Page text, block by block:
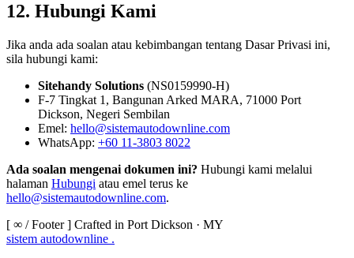
12. Hubungi Kami
Jika anda ada soalan atau kebimbangan tentang Dasar Privasi ini,
sila hubungi kami:
Sitehandy Solutions (NS0159990-H)
F-7 Tingkat 1, Bangunan Arked MARA, 71000 Port
Dickson, Negeri Sembilan
Emel: hello@sistemautodownline.com
WhatsApp: +60 11-3803 8022
Ada soalan mengenai dokumen ini? Hubungi kami melalui
halaman Hubungi atau emel terus ke
hello@sistemautodownline.com.
[ ∞ / Footer ] Crafted in Port Dickson · MY
sistem autodownline .